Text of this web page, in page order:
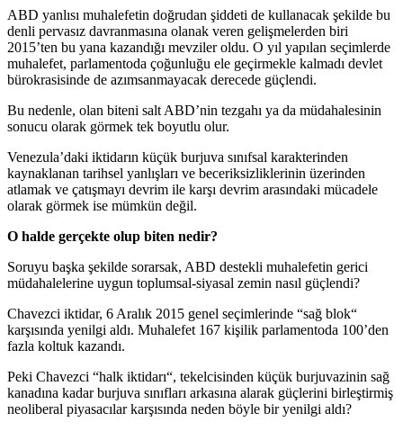
ABD yanlısı muhalefetin doğrudan şiddeti de kullanacak şekilde bu
denli pervasız davranmasına olanak veren gelişmelerden biri
2015’ten bu yana kazandığı mevziler oldu. O yıl yapılan seçimlerde
muhalefet, parlamentoda çoğunluğu ele geçirmekle kalmadı devlet
bürokrasisinde de azımsanmayacak derecede güçlendi.
Bu nedenle, olan biteni salt ABD’nin tezgahı ya da müdahalesinin
sonucu olarak görmek tek boyutlu olur.
Venezula’daki iktidarın küçük burjuva sınıfsal karakterinden
kaynaklanan tarihsel yanlışları ve beceriksizliklerinin üzerinden
atlamak ve çatışmayı devrim ile karşı devrim arasındaki mücadele
olarak görmek ise mümkün değil.
O halde gerçekte olup biten nedir?
Soruyu başka şekilde sorarsak, ABD destekli muhalefetin gerici
müdahalelerine uygun toplumsal-siyasal zemin nasıl güçlendi?
Chavezci iktidar, 6 Aralık 2015 genel seçimlerinde “sağ blok“
karşısında yenilgi aldı. Muhalefet 167 kişilik parlamentoda 100’den
fazla koltuk kazandı.
Peki Chavezci “halk iktidarı“, tekelcisinden küçük burjuvazinin sağ
kanadına kadar burjuva sınıfları arkasına alarak güçlerini birleştirmiş
neoliberal piyasacılar karşısında neden böyle bir yenilgi aldı?